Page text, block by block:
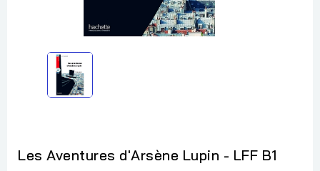
Les Aventures d'Arsène Lupin - LFF B1